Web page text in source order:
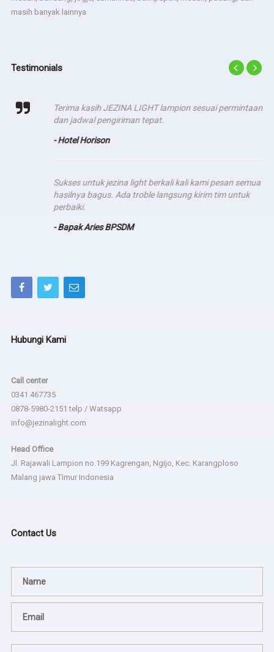
masih banyak lainnya
Testimonials
Terima kasih JEZINA LIGHT lampion sesuai permintaan
dan jadwal pengiriman tepat.
- Hotel Horison
Sukses untuk jezina light berkali kali kami pesan semua
hasilnya bagus. Ada troble langsung kirim tim untuk
perbaiki.
- Bapak Aries BPSDM
Hubungi Kami
Call center
0341 467735
0878-5980-2151 telp / Watsapp
info@jezinalight.com
Head Office
Jl. Rajawali Lampion no.199 Kagrengan, Ngijo, Kec. Karangploso
Malang jawa Timur Indonesia
Contact Us